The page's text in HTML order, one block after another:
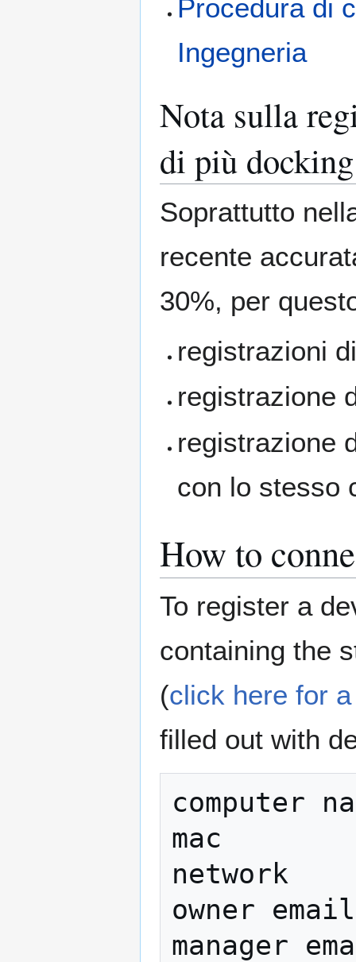
Procedura di
Ingegneria
Nota sulla
di più
Soprattutto
recente
30%, per
registrazioni
registrazione
registrazione
con lo stesso
How to
To register a
containing the
(click here for
filled out with
computer
mac
network
owner
manager